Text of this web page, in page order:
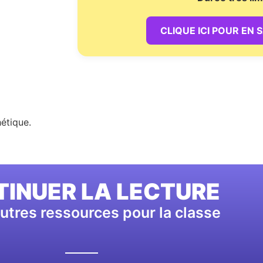
CLIQUE ICI POUR EN
LA LECTURE
ressources pour la classe